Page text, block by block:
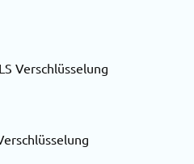
Verschlüsselung